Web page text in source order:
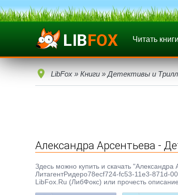
Читать книги
LibFox » Книги » Детективы и
Александра Арсентьева -
Здесь можно купить и скачать
ЛитагентРидеро78ecf724-fc53-11e3-871d-
LibFox.Ru (ЛибФокс) или прочесть